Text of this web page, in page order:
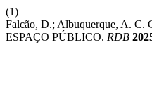
(1)
Falcão, D.; Albuquerque, A.
ESPAÇO PÚBLICO. RDB